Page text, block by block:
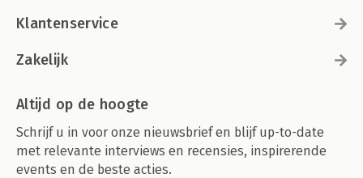
Klantenservice
Zakelijk
Altijd op de hoogte
Schrijf u in voor onze nieuwsbrief en blijf up-to-date
met relevante interviews en recensies, inspirerende
events en de beste acties.